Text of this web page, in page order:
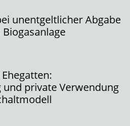
unentgeltlicher Abgabe
und private Verwendung